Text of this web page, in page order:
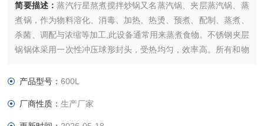
简要描述：蒸汽行星熬煮搅拌炒锅又名蒸汽锅、夹层蒸汽锅、蒸
煮锅，作为物料溶化、消毒、加热、热烫、预煮、配制、蒸煮、
杀菌、调配与浓缩等加工,此设备通常用来蒸煮食物。不锈钢夹层
锅锅体采用一次性冲压球形封头，受热均匀，效率高。所有和物
产品型号：600L
厂商性质：生产厂家